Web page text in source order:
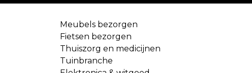
Meubels bezorgen
Fietsen bezorgen
Thuiszorg en medicijnen
Tuinbranche